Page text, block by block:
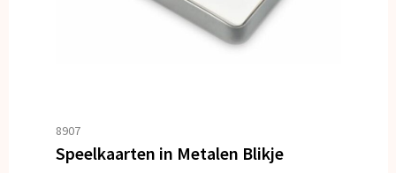
8907
Speelkaarten in Metalen Blikje